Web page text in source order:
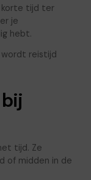
korte tijd ter
je
hebt.
reistijd
tijd. Ze
of midden in de